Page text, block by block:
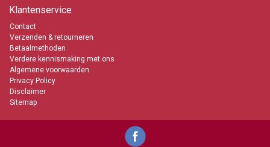
Klantenservice
Contact
Verzenden & retourneren
Betaalmethoden
Verdere kennismaking met ons
Algemene voorwaarden
Privacy Policy
Disclaimer
Sitemap